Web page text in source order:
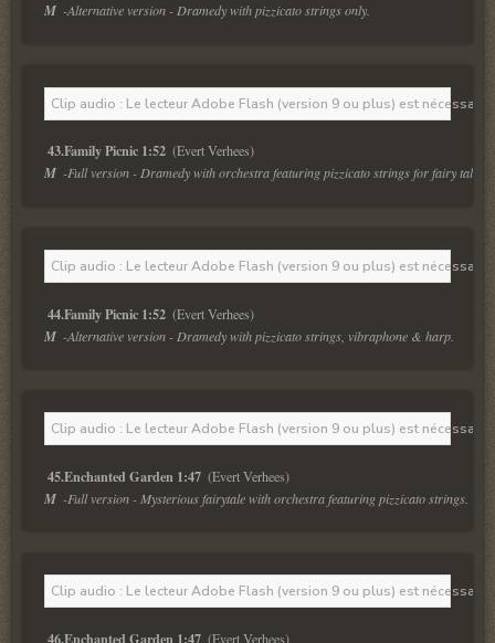
M -Alternative version - Dramedy with pizzicato strings only.
Clip audio : Le lecteur Adobe Flash (version 9 ou plus) est
43.Family Picnic 1:52 (Evert Verhees)
M -Full version - Dramedy with orchestra featuring pizzicato strings for fairy tales.
Clip audio : Le lecteur Adobe Flash (version 9 ou plus) est
44.Family Picnic 1:52 (Evert Verhees)
M -Alternative version - Dramedy with pizzicato strings, vibraphone & harp.
Clip audio : Le lecteur Adobe Flash (version 9 ou plus) est
45.Enchanted Garden 1:47 (Evert Verhees)
M -Full version - Mysterious fairytale with orchestra featuring pizzicato strings.
Clip audio : Le lecteur Adobe Flash (version 9 ou plus) est
46.Enchanted Garden 1:47 (Evert Verhees)